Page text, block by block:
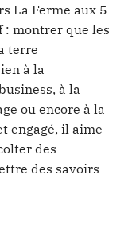
La Ferme aux 5
: montrer que les
terre
à la
à la
ou encore à la
engagé, il aime
des
des savoirs